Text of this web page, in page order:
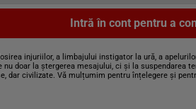
Intră în cont pentru a
injuriilor, a limbajului instigator la ură, a
doar la ștergerea mesajului, ci și la suspendarea
dar civilizate. Vă mulțumim pentru înțelegere și